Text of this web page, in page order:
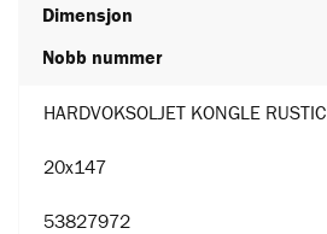
Dimensjon
Nobb nummer
HARDVOKSOLJET KONGLE RUSTIC
20x147
53827972